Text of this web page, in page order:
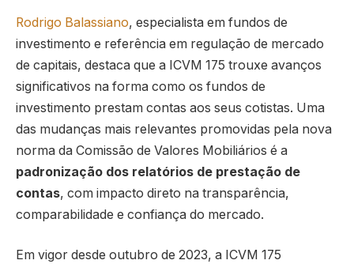
Rodrigo Balassiano, especialista em fundos de
investimento e referência em regulação de mercado
de capitais, destaca que a ICVM 175 trouxe avanços
significativos na forma como os fundos de
investimento prestam contas aos seus cotistas. Uma
das mudanças mais relevantes promovidas pela nova
norma da Comissão de Valores Mobiliários é a
padronização dos relatórios de prestação de
contas, com impacto direto na transparência,
comparabilidade e confiança do mercado.
Em vigor desde outubro de 2023, a ICVM 175